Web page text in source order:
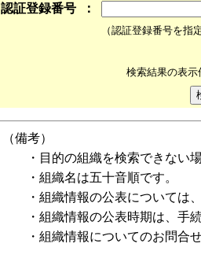
認証登録番号
：
（認証登録番号を指
検索結果の表示
（備考）
・目的の組織を検索できない
・組織名は五十音順です。
・組織情報の公表については
・組織情報の公表時期は、手
・組織情報についてのお問合